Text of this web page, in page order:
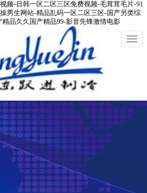
频-日韩一区二区三区免费视频-毛茸茸毛片-91
男生网站-精品乱码一区二区三区-国产另类综
品久久国产精品99-影音先锋激情电影
切
換